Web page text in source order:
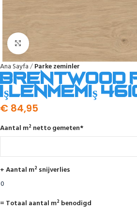
Ana Sayfa Parke zeminler
Brentwood
işlenmemiş
€ 84,95
Aantal m² netto gemeten*
+ Aantal m² snijverlies
= Totaal aantal m² benodigd
Click to enlarge